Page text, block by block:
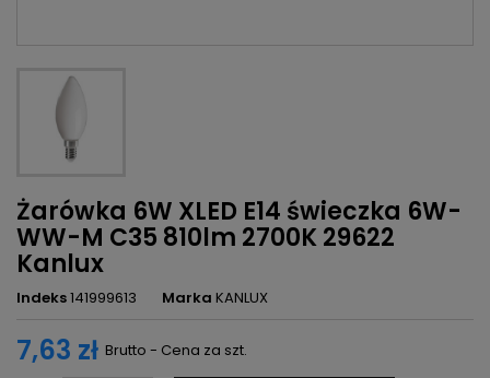
Żarówka 6W XLED E14 świeczka 6W-
WW-M C35 810lm 2700K 29622
Kanlux
Indeks141999613 Marka KANLUX
7,63 zł Brutto - Cena za szt.